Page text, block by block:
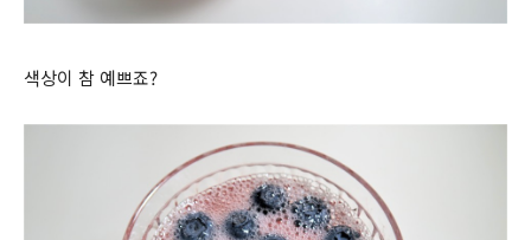
색상이 참 예쁘죠?